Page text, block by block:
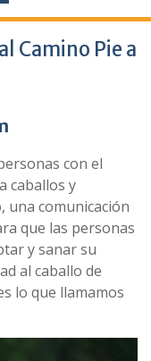
Camino Pie a
con el
caballos y
una comunicación
que las personas
y sanar su
al caballo de
lo que llamamos